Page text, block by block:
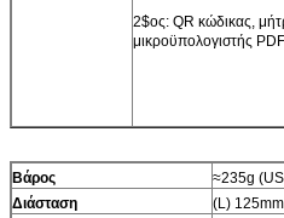
2$ος: QR κώδικας,
μικροϋπολογιστής
Βάρος
≈235g
Διάσταση
(L)